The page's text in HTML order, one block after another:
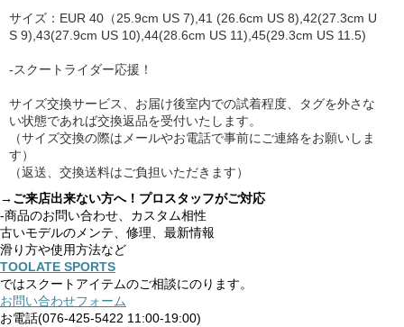
サイズ：EUR 40（25.9cm US 7),41 (26.6cm US 8),42(27.3cm U
S 9),43(27.9cm US 10),44(28.6cm US 11),45(29.3cm US 11.5)
-スクートライダー応援！
サイズ交換サービス、お届け後室内での試着程度、タグを外さな
い状態であれば交換返品を受付いたします。
（サイズ交換の際はメールやお電話で事前にご連絡をお願いしま
す）
（返送、交換送料はご負担いただきます）
→ご来店出来ない方へ！プロスタッフがご対応
-商品のお問い合わせ、カスタム相性
古いモデルのメンテ、修理、最新情報
滑り方や使用方法など
TOOLATE SPORTS
ではスクートアイテムのご相談にのります。
お問い合わせフォーム
お電話(076-425-5422 11:00-19:00)